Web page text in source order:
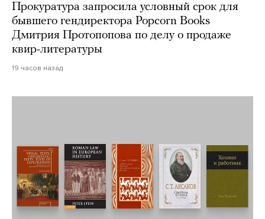
Прокуратура запросила условный срок для
бывшего гендиректора Popcorn Books
Дмитрия Протопопова по делу о продаже
квир-литературы
19 часов назад